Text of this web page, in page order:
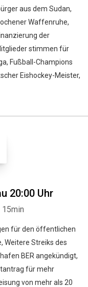
aus dem Sudan,
Waffenruhe,
der
stimmen für
Fußball-Champions
Eishockey-Meister,
20:00 Uhr
15min
für den öffentlichen
Weitere Streiks des
BER angekündigt,
für mehr
von mehr als 20